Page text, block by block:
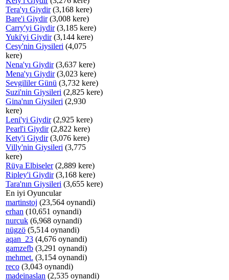
Tera'yı Giydir(3,168 kere)
Bare'i Giydir(3,008 kere)
Carry'yi Giydir(3,185 kere)
Yuki'yi Giydir(3,144 kere)
Cesy'nin Giysileri (4,075
kere)
Nena'yı Giydir(3,637 kere)
Mena'yı Giydir(3,023 kere)
Sevgililer Günü (3,732 kere)
Suzi'nin Giysileri (2,825 kere)
Gina'nın Giysileri (2,930
kere)
Leni'yi Giydir(2,925 kere)
Pearl'i Giydir(2,822 kere)
Kety'i Giydir(3,076 kere)
Villy'nin Giysileri (3,775
kere)
Rüya Elbiseler(2,889 kere)
Ripley'i Giydir(3,168 kere)
Tara'nın Giysileri (3,655 kere)
En iyi Oyuncular
martinstoj (23,564 oynandi)
erhan (10,651 oynandi)
nurcuk (6,968 oynandi)
nügzö (5,514 oynandi)
aqan_23 (4,676 oynandi)
gamzefb (3,291 oynandi)
mehmet. (3,154 oynandi)
reco (3,043 oynandi)
madeinaslan (2,535 oynandi)